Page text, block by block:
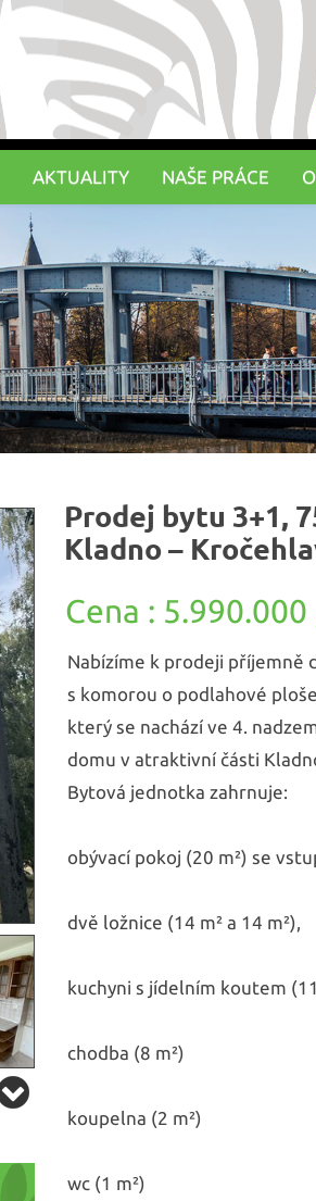
AKTUALITY NAŠE PRÁCE
Prodej bytu 3+1,
Kladno –
5.990.000
Nabízíme k prodeji příjemně
s komorou o podlahové
který se nachází ve 4.
domu v atraktivní části
Bytová jednotka zahrnuje:
obývací pokoj (20 m²) se
dvě ložnice (14 m² a 14 m²),
kuchyni s jídelním koutem
chodba (8 m²)
koupelna (2 m²)
wc (1 m²)